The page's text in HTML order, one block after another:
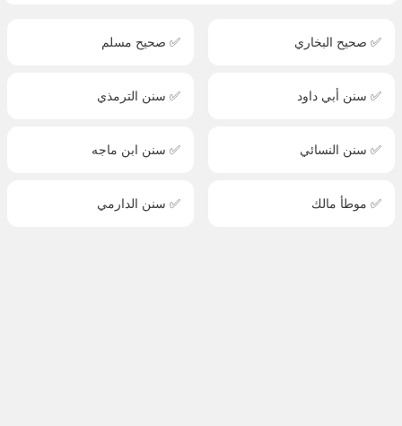
✅ صحيح البخاري ✅ صحيح مسلم
✅ سنن أبي داود ✅ سنن الترمذي
✅ سنن النسائي ✅ سنن ابن ماجه
✅ موطأ مالك ✅ سنن الدارمي